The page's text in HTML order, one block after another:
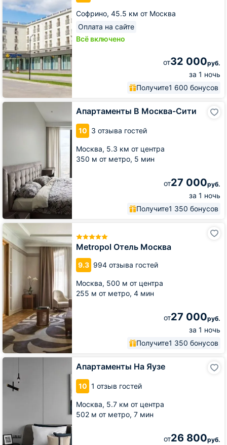
Софрино, 45.5 км от Москва
Оплата на сайте
Всё включено
от32 000руб.
за 1 ночь
Получите1 600 бонусов
Апартаменты В Москва-Сити
10 3 отзыва гостей
Москва, 5.3 км от центра
350 м от метро, 5 мин
от27 000руб.
за 1 ночь
Получите1 350 бонусов
Апартаменты
Metropol Отель Москва
9.3 994 отзыва гостей
Москва, 500 м от центра
255 м от метро, 4 мин
от27 000руб.
за 1 ночь
Получите1 350 бонусов
Metropol
Отель
Москва
Апартаменты На Яузе
10 1 отзыв гостей
Москва, 5.7 км от центра
502 м от метро, 7 мин
от26 800руб.
Апартаменты